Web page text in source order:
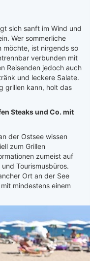
sich sanft im Wind und
Wer sommerliche
möchte, ist nirgends so
verbunden mit
Reisenden jedoch auch
und leckere Salate.
grillen kann, holt das
Steaks und Co. mit
der Ostsee wissen
zum Grillen
zumeist auf
Tourismusbüros.
Ort an der See
mindestens einem